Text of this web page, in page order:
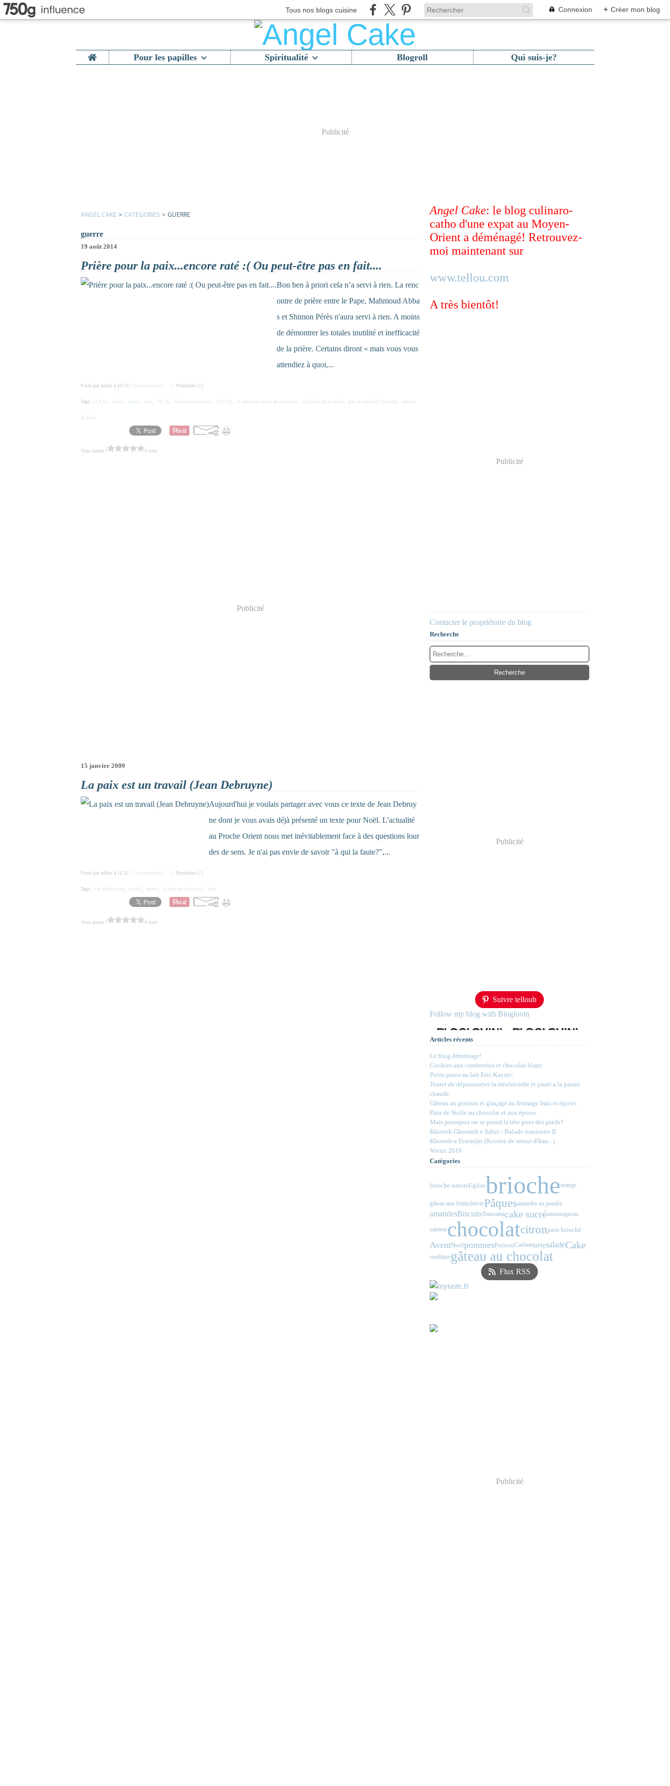
Tous nos blogs cuisine Connexion + Créer mon blog
Home Pour les papilles Spiritualité Blogroll Qui suis-je?
Publicité
ANGEL CAKE > CATEGORIES > GUERRE
guerre
19 août 2014
Prière pour la paix...encore raté :( Ou peut-être pas en fait....
Bon ben à priori cela n’a servi à rien. La renc
ontre de prière entre le Pape, Mahmoud Abba
s et Shimon Pérès n'aura servi à rien. A moins
de démontrer les totales inutilité et inefficacité
de la prière. Certains diront « mais vous vous
attendiez à quoi,...
Posté par tellou à 13:19 - Commentaires [ ] - Permalien [#]
Tags: St Paul prière guerre paix Mt 25 Prière pour la paix 1 Co 16 ce que vous faites au plus petit efficacité de la prière part de sacré en l'homme temple
de Dieu
Vous aimez ? 0 vote
Publicité
15 janvier 2009
La paix est un travail (Jean Debruyne)
Aujourd'hui je voulais partager avec vous ce texte de Jean Debruy
ne dont je vous avais déjà présenté un texte pour Noël. L'actualité
au Proche Orient nous met inévitablement face à des questions lour
des de sens. Je n'ai pas envie de savoir "à qui la faute?",...
Posté par tellou à 11:32 - Commentaires [ ] - Permalien [#]
Tags: Jean Debruynne conflit guerre la paix est un travail paix
Vous aimez ? 0 vote
Angel Cake: le blog culinaro-
catho d'une expat au Moyen-
Orient a déménagé! Retrouvez-
moi maintenant sur
www.tellou.com
A très bientôt!
Publicité
Contacter le propriétaire du blog
Recherche
Publicité
Suivre telloub
Follow my blog with Bloglovin
Articles récents
Le blog déménage!
Cookies aux cranberries et chocolat blanc
Petits pains au lait Eric Kayser:
Tenter de dépoussiérer la miséricorde et jouer a la patate
chaude
Gâteau au potiron et glaçage au fromage frais et épices
Pain de Sicile au chocolat et aux épices
Mais pourquoi on se prend la tête pour des pieds?
Khoresh Ghormeh e Sabzi - Balade iranienne II
Khoresh-e Fesenjān (Recette de retour d'Iran...)
Voeux 2016
Catégories
brioche natureEglisebriocheorange
gâteau aux fruitschèvrePâquesamandes en poudre
amandesBiscuitsToussaintcake sucréamouragneau
saintetéchocolatcitronpain brioché
AventNoëlpommesPotironCarêmetartesaladeCake
confituregâteau au chocolat
Flux RSS
Publicité